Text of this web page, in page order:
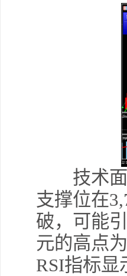
技术面
支撑位在
破，可能
元的高点
RSI指标